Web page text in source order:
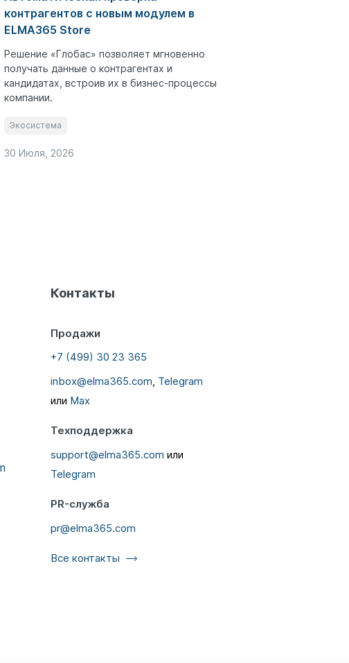
контрагентов с новым модулем в
ELMA365 Store
Решение «Глобас» позволяет мгновенно
получать данные о контрагентах и
кандидатах, встроив их в бизнес-процессы
компании.
Экосистема
30 Июля, 2026
Контакты
Продажи
+7 (499) 30 23 365
inbox@elma365.com Telegram
или Max
Техподдержка
support@elma365.com или
Telegram
PR-служба
pr@elma365.com
Все контакты